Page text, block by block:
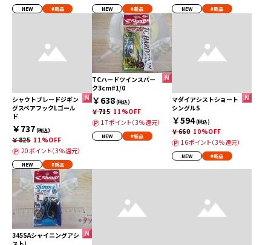
NEW #新品 NEW #新品 NEW #新品
シャウトブレードジギン
グスペアフックLゴール
ド
￥737(税込)
￥825 11%OFF
20ポイント（3％還元）
NEW #新品
TCハードツインスパー
ク3cm#1/0
￥638(税込)
￥715 11%OFF
17ポイント（3％還元）
NEW #新品
マダイアシストショート
シングルS
￥594(税込)
￥660 10%OFF
16ポイント（3％還元）
NEW #新品
345SAシャイニングアシ